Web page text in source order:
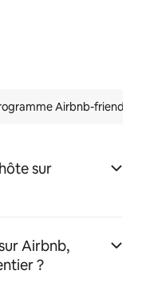
Airbnb-friendly
sur
Airbnb,
?